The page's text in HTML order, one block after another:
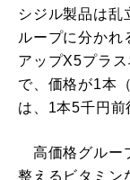
シジル製品は乱
ループに分かれ
アップX5プラ
で、価格が1本
は、1本5千円前
高価格グルー
整えるビタミン